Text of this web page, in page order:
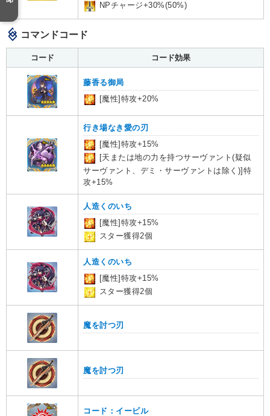
NPチャージ+30%(50%)
コマンドコード
コード コード効果
藤香る御局
[魔性]特攻+20%
行き場なき愛の刃
[魔性]特攻+15%
[天または地の力を持つサーヴァント(疑似
サーヴァント、デミ・サーヴァントは除く)]特
攻+15%
人造くのいち
[魔性]特攻+15%
スター獲得2個
人造くのいち
[魔性]特攻+15%
スター獲得2個
魔を討つ刃
魔を討つ刃
コード：イービル